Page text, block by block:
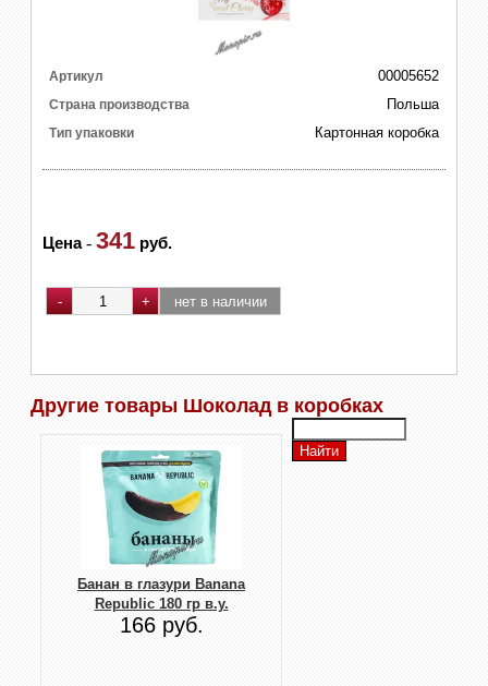
Артикул 00005652
Страна производства Польша
Тип упаковки Картонная коробка
Цена- 341 руб.
Другие товары Шоколад в коробках
Банан в глазури Banana
Republic 180 гр в.у.
166 руб.